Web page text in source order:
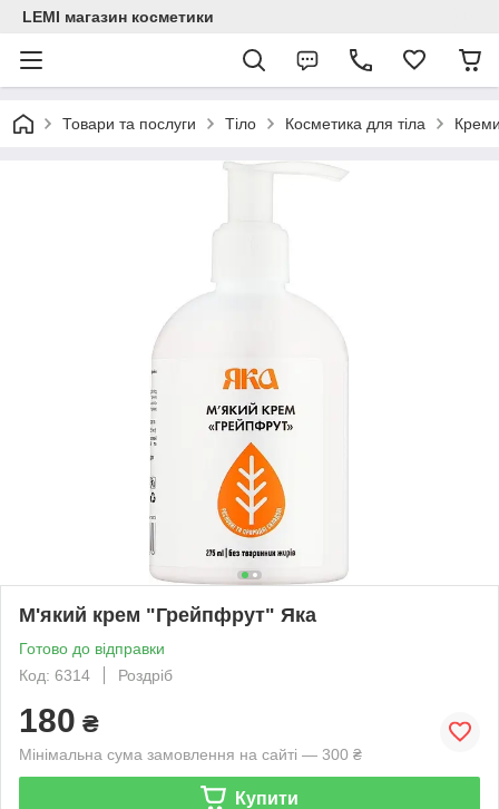
LEMI магазин косметики
Товари та послуги Тіло Косметика для тіла
М'який крем "Грейпфрут" Яка
Готово до відправки
Код: 6314
Роздріб
180 ₴
Мінімальна сума замовлення на сайті — 300 ₴
Купити